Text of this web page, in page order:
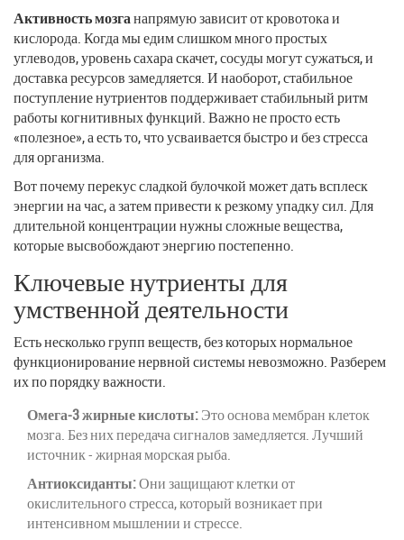
Активность мозганапрямую зависит от кровотока и
кислорода. Когда мы едим слишком много простых
углеводов, уровень сахара скачет, сосуды могут сужаться, и
доставка ресурсов замедляется. И наоборот, стабильное
поступление нутриентов поддерживает стабильный ритм
работы когнитивных функций. Важно не просто есть
«полезное», а есть то, что усваивается быстро и без стресса
для организма.
Вот почему перекус сладкой булочкой может дать всплеск
энергии на час, а затем привести к резкому упадку сил. Для
длительной концентрации нужны сложные вещества,
которые высвобождают энергию постепенно.
Ключевые нутриенты для
умственной деятельности
Есть несколько групп веществ, без которых нормальное
функционирование нервной системы невозможно. Разберем
их по порядку важности.
Омега-3 жирные кислоты:Это основа мембран клеток
мозга. Без них передача сигналов замедляется. Лучший
источник - жирная морская рыба.
Антиоксиданты:Они защищают клетки от
окислительного стресса, который возникает при
интенсивном мышлении и стрессе.